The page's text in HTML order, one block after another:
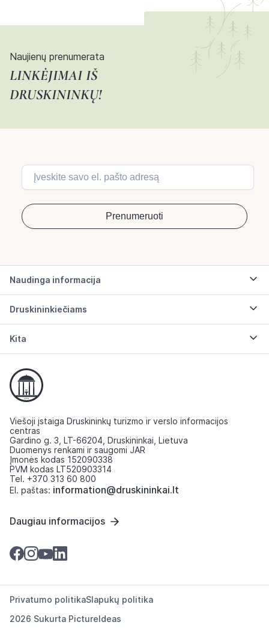
Naujienų prenumerata
LINKĖJIMAI IŠ
DRUSKININKŲ!
Naudinga informacija
Druskininkiečiams
Kita
Viešoji įstaiga Druskininkų turizmo ir verslo informacijos
centras
Gardino g. 3, LT-66204, Druskininkai, Lietuva
Duomenys renkami ir saugomi JAR
Įmonės kodas 152090338
PVM kodas LT520903314
Tel. +370 313 60 800
El. paštas: information@druskininkai.lt
Daugiau informacijos
2026 Sukurta PictureIdeas
Privatumo politikaSlapukų politika